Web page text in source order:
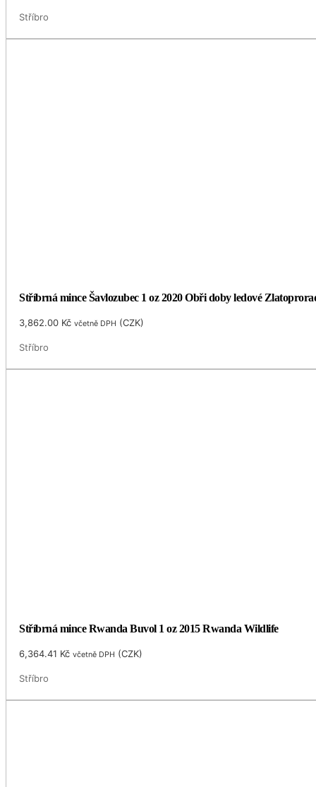
Stříbro
Stříbrná mince Šavlozubec 1 oz 2020 Obři doby ledové
3,862.00 Kč včetně DPH (CZK)
Stříbro
Stříbrná mince Rwanda Buvol 1 oz 2015 Rwanda Wildlife
6,364.41 Kč včetně DPH (CZK)
Stříbro